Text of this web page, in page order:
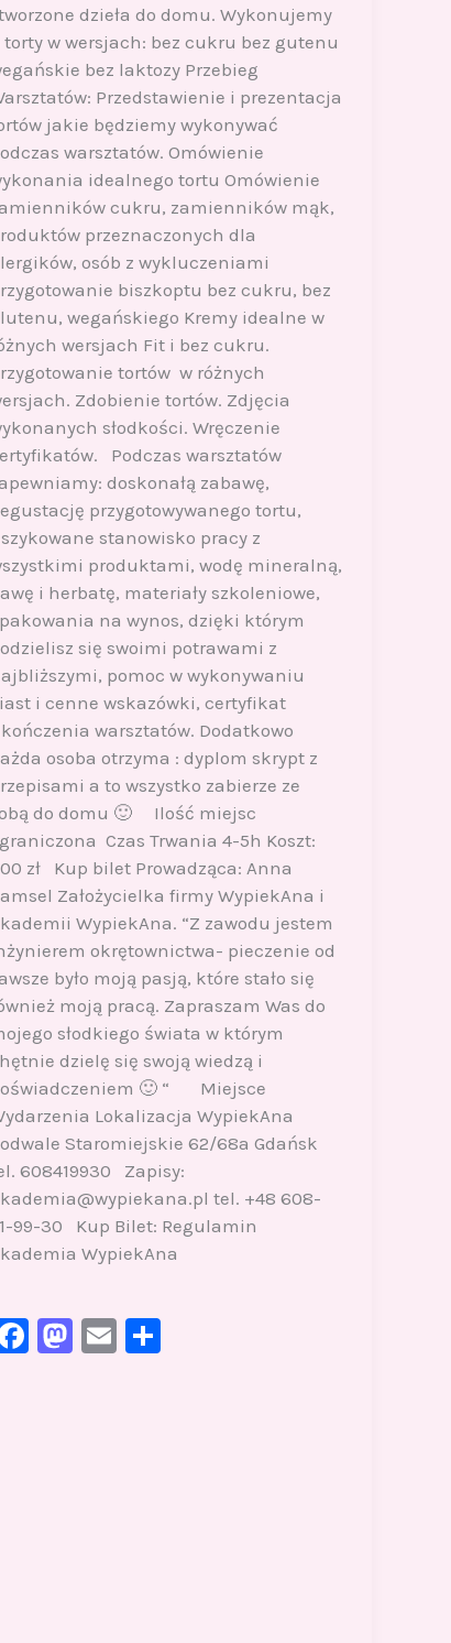
dzieła do domu. Wykonujemy
torty w wersjach: bez cukru bez gutenu
bez laktozy Przebieg
Przedstawienie i prezentacja
jakie będziemy wykonywać
warsztatów. Omówienie
idealnego tortu Omówienie
cukru, zamienników mąk,
przeznaczonych dla
osób z wykluczeniami
biszkoptu bez cukru, bez
wegańskiego Kremy idealne w
wersjach Fit i bez cukru.
tortów w różnych
Zdobienie tortów. Zdjęcia
słodkości. Wręczenie
Podczas warsztatów
doskonałą zabawę,
przygotowywanego tortu,
stanowisko pracy z
produktami, wodę mineralną,
i herbatę, materiały szkoleniowe,
na wynos, dzięki którym
się swoimi potrawami z
pomoc w wykonywaniu
i cenne wskazówki, certyfikat
warsztatów. Dodatkowo
osoba otrzyma : dyplom skrypt z
a to wszystko zabierze ze
do domu 🙂 Ilość miejsc
Czas Trwania 4-5h Koszt:
zł Kup bilet Prowadząca: Anna
Założycielka firmy WypiekAna i
WypiekAna. “Z zawodu jestem
okrętownictwa- pieczenie od
było moją pasją, które stało się
moją pracą. Zapraszam Was do
słodkiego świata w którym
dzielę się swoją wiedzą i
🙂 “ Miejsce
Lokalizacja WypiekAna
Staromiejskie 62/68a Gdańsk
608419930 Zapisy:
tel. +48 608-
99-30 Kup Bilet: Regulamin
WypiekAna
F
M E